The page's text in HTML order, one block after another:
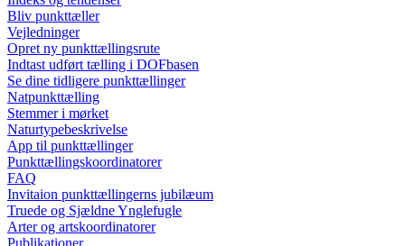
Bliv punkttæller
Vejledninger
Opret ny punkttællingsrute
Indtast udført tælling i DOFbasen
Se dine tidligere punkttællinger
Natpunkttælling
Stemmer i mørket
Naturtypebeskrivelse
App til punkttællinger
Punkttællingskoordinatorer
FAQ
Invitaion punkttællingerns jubilæum
Truede og Sjældne Ynglefugle
Arter og artskoordinatorer
Publikationer